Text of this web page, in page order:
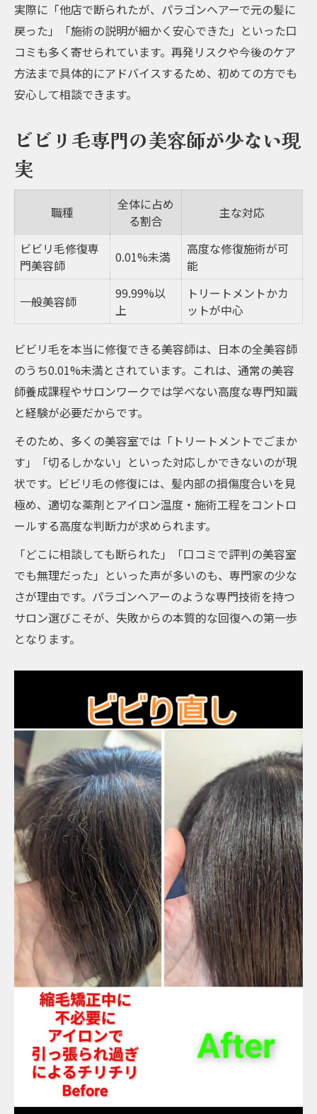
実際に「他店で断られたが、パラゴンヘアーで元の髪に
戻った」「施術の説明が細かく安心できた」といった口
コミも多く寄せられています。再発リスクや今後のケア
方法まで具体的にアドバイスするため、初めての方でも
安心して相談できます。
ビビリ毛専門の美容師が少ない現
実
職種
全体に占め
る割合
主な対応
ビビリ毛修復専
門美容師
0.01%未満
高度な修復施術が可
能
一般美容師
99.99%以
上
トリートメントかカ
ットが中心
ビビリ毛を本当に修復できる美容師は、日本の全美容師
のうち0.01%未満とされています。これは、通常の美容
師養成課程やサロンワークでは学べない高度な専門知識
と経験が必要だからです。
そのため、多くの美容室では「トリートメントでごまか
す」「切るしかない」といった対応しかできないのが現
状です。ビビリ毛の修復には、髪内部の損傷度合いを見
極め、適切な薬剤とアイロン温度・施術工程をコントロ
ールする高度な判断力が求められます。
「どこに相談しても断られた」「口コミで評判の美容室
でも無理だった」といった声が多いのも、専門家の少な
さが理由です。パラゴンヘアーのような専門技術を持つ
サロン選びこそが、失敗からの本質的な回復への第一歩
となります。